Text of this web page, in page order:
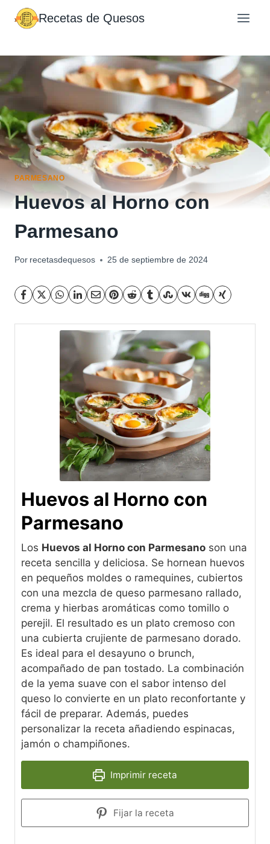
Saltar
Recetas de Quesos
PARMESANO
Huevos al Horno con
Parmesano
Por recetasdequesos 25 de septiembre de 2024
Huevos al Horno con
Parmesano
Los Huevos al Horno con Parmesano son una
receta sencilla y deliciosa. Se hornean huevos
en pequeños moldes o ramequines, cubiertos
con una mezcla de queso parmesano rallado,
crema y hierbas aromáticas como tomillo o
perejil. El resultado es un plato cremoso con
una cubierta crujiente de parmesano dorado.
Es ideal para el desayuno o brunch,
acompañado de pan tostado. La combinación
de la yema suave con el sabor intenso del
queso lo convierte en un plato reconfortante y
fácil de preparar. Además, puedes
personalizar la receta añadiendo espinacas,
jamón o champiñones.
Imprimir receta
Fijar la receta